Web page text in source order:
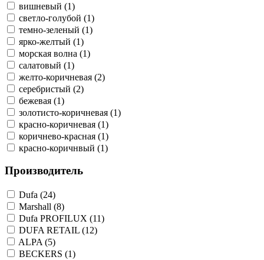
вишневый (1)
светло-голубой (1)
темно-зеленый (1)
ярко-желтый (1)
морская волна (1)
салатовый (1)
желто-коричневая (2)
серебристый (2)
бежевая (1)
золотисто-коричневая (1)
красно-коричневая (1)
коричнево-красная (1)
красно-коричнвый (1)
Производитель
Dufa (24)
Marshall (8)
Dufa PROFILUX (11)
DUFA RETAIL (12)
ALPA (5)
BECKERS (1)